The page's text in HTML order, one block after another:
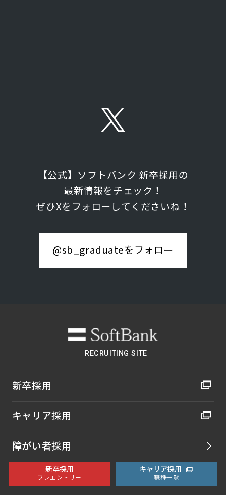
新卒採用
プレエントリー
キャリア採用
職種一覧
【公式】ソフトバンク 新卒採用の
最新情報をチェック！
ぜひXをフォローしてくださいね！
@sb_graduateをフォロー
RECRUITING SITE
新卒採用
キャリア採用
障がい者採用
ソフトバンク クルー採用